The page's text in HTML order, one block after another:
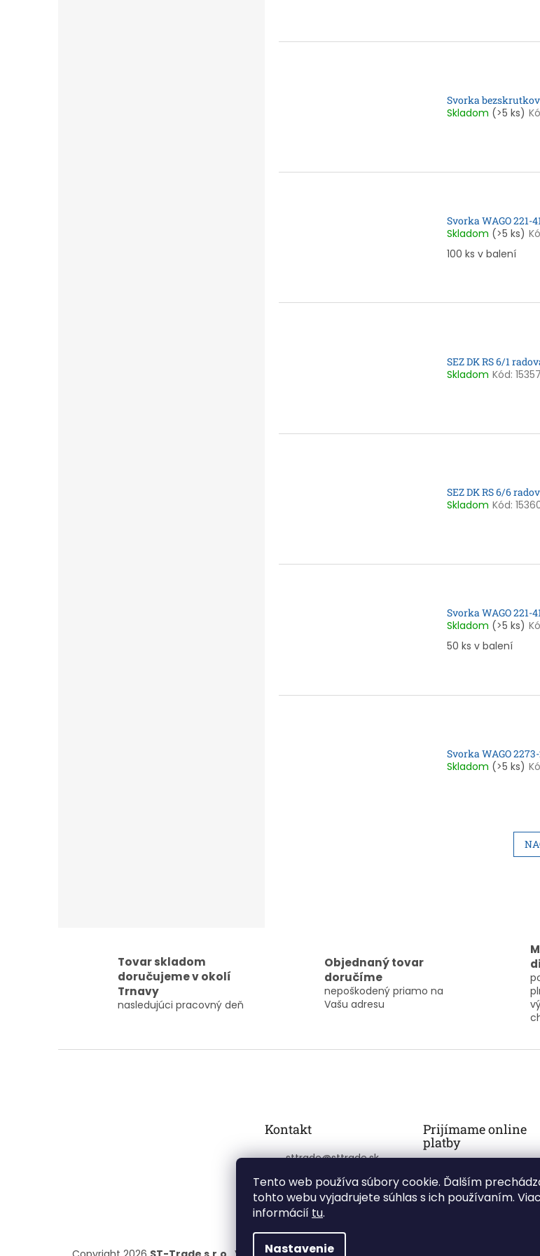
Tento web používa súbory cookie. Ďalším
tohto webu vyjadrujete súhlas s ich používaním. Viac
informácií tu.
Nastavenie
Svorka
Skladom (>5 ks)
Svorka WAGO 221-
Skladom (>5 ks)
100 ks v balení
SEZ DK RS 6/1
Skladom Kód: 15357
SEZ DK RS 6/6
Skladom Kód:
Svorka WAGO 221-
Skladom (>5 ks)
50 ks v balení
Svorka WAGO
Skladom (>5 ks)
Tovar skladom
doručujeme v okolí
Trnavy
nasledujúci pracovný deň
Objednaný tovar
doručíme
nepoškodený priamo na
Vašu adresu
Kontakt
sttrade@sttrade.sk
+421905558425
Prijímame online
platby